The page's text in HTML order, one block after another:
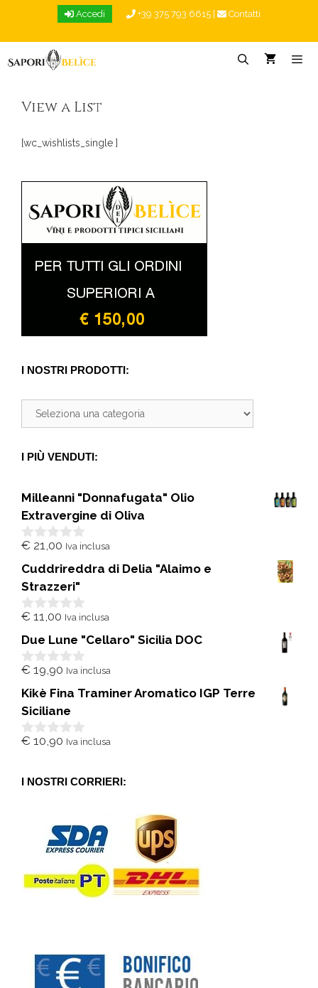
Accedi +39 375 793 6615 Contatti
View a List
[wc_wishlists_single ]
I NOSTRI PRODOTTI:
I PIÙ VENDUTI:
Milleanni "Donnafugata" Olio
Extravergine di Oliva
0
u
5
€ 21,00 Iva inclusa
Cuddrireddra di Delia "Alaimo e
Strazzeri"
0
u
5
€ 11,00 Iva inclusa
Due Lune "Cellaro" Sicilia DOC
0
u
5
€ 19,90 Iva inclusa
Kikè Fina Traminer Aromatico IGP Terre
Siciliane
0
5
€ 10,90 Iva inclusa
I NOSTRI CORRIERI: